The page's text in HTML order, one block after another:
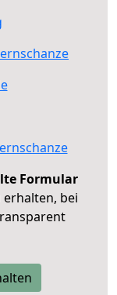
Formular
bei